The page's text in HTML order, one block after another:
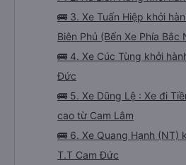
🚌 3. Xe Tuấn Hiệp khởi
Biên Phủ (Bến Xe Phía Bắc
🚌 4. Xe Cúc Tùng khởi
Đức
🚌 5. Xe Dũng Lệ : Xe đi
cao từ Cam Lâm
🚌 6. Xe Quang Hạnh (NT)
T.T Cam Đức